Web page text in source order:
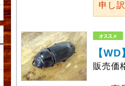
申し
【
販売価